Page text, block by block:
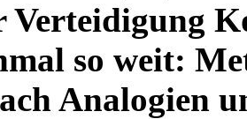
so weit:
Analogien